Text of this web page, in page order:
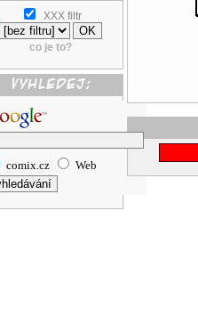
XXX filtr
co je to?
comix.cz Web